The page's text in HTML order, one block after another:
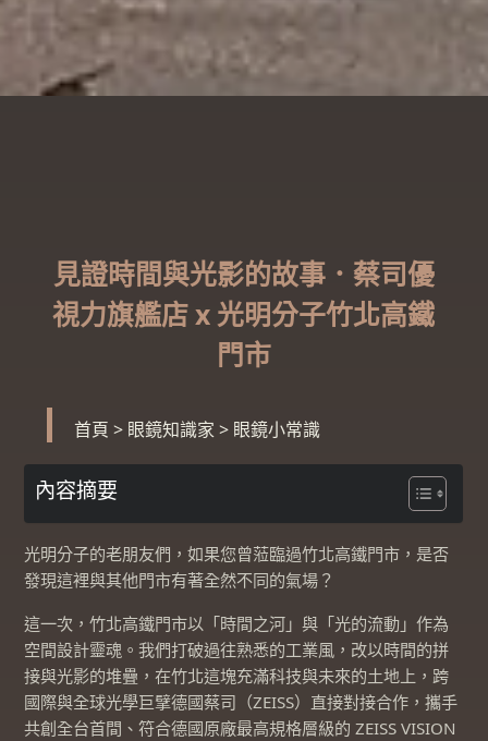
見證時間與光影的故事．蔡司優
視力旗艦店 x 光明分子竹北高鐵
門市
首頁 > 眼鏡知識家 > 眼鏡小常識
內容摘要
光明分子的老朋友們，如果您曾蒞臨過竹北高鐵門市，是否
發現這裡與其他門市有著全然不同的氣場？
這一次，竹北高鐵門市以「時間之河」與「光的流動」作為
空間設計靈魂。我們打破過往熟悉的工業風，改以時間的拼
接與光影的堆疊，在竹北這塊充滿科技與未來的土地上，跨
國際與全球光學巨擘德國蔡司（ZEISS）直接對接合作，攜手
共創全台首間、符合德國原廠最高規格層級的 ZEISS VISION